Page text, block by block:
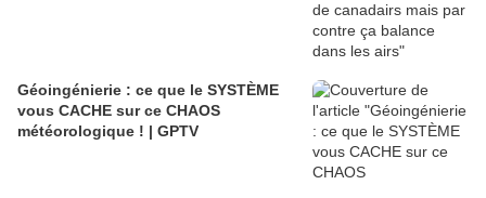
Géoingénierie : ce que le SYSTÈME
vous CACHE sur ce CHAOS
météorologique ! | GPTV